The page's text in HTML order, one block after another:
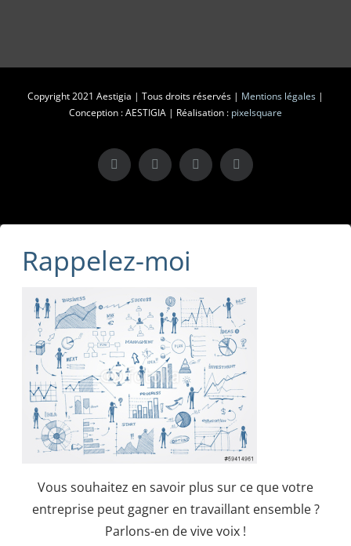
Copyright 2021 Aestigia | Tous droits réservés | Mentions légales |
Conception : AESTIGIA | Réalisation : pixelsquare
X LinkedInInstagramFacebook
Rappelez-moi
Vous souhaitez en savoir plus sur ce que votre
entreprise peut gagner en travaillant ensemble ?
Parlons-en de vive voix !